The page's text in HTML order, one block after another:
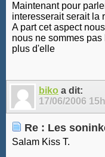
Maintenant pour
interesserait serait la
A part cet aspect
nous ne sommes
plus d'elle
biko a dit:
17/06/2006
Re : Les
Salam Kiss T.